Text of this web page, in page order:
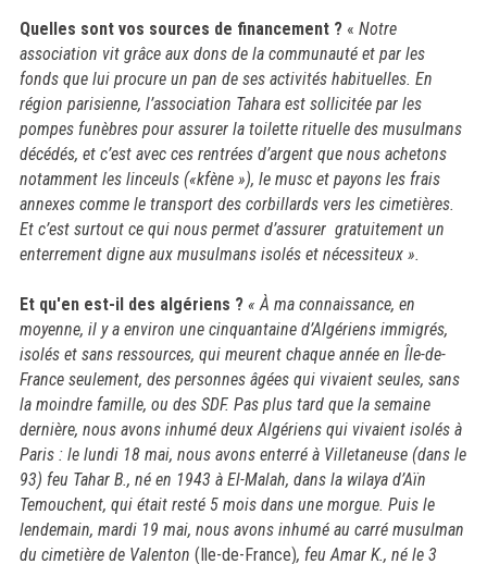
Quelles sont vos sources de financement ?« Notre
association vit grâce aux dons de la communauté et par les
fonds que lui procure un pan de ses activités habituelles. En
région parisienne, l’association Tahara est sollicitée par les
pompes funèbres pour assurer la toilette rituelle des musulmans
décédés, et c’est avec ces rentrées d’argent que nous achetons
notamment les linceuls («kfène »), le musc et payons les frais
annexes comme le transport des corbillards vers les cimetières.
Et c’est surtout ce qui nous permet d’assurer gratuitement un
enterrement digne aux musulmans isolés et nécessiteux ».
Et qu'en est-il des algériens ? « À ma connaissance, en
moyenne, il y a environ une cinquantaine d’Algériens immigrés,
isolés et sans ressources, qui meurent chaque année en Île-de-
France seulement, des personnes âgées qui vivaient seules, sans
la moindre famille, ou des SDF. Pas plus tard que la semaine
dernière, nous avons inhumé deux Algériens qui vivaient isolés à
Paris : le lundi 18 mai, nous avons enterré à Villetaneuse (dans le
93) feu Tahar B., né en 1943 à El-Malah, dans la wilaya d’Aïn
Temouchent, qui était resté 5 mois dans une morgue. Puis le
lendemain, mardi 19 mai, nous avons inhumé au carré musulman
du cimetière de Valenton (Ile-de-France), feu Amar K., né le 3